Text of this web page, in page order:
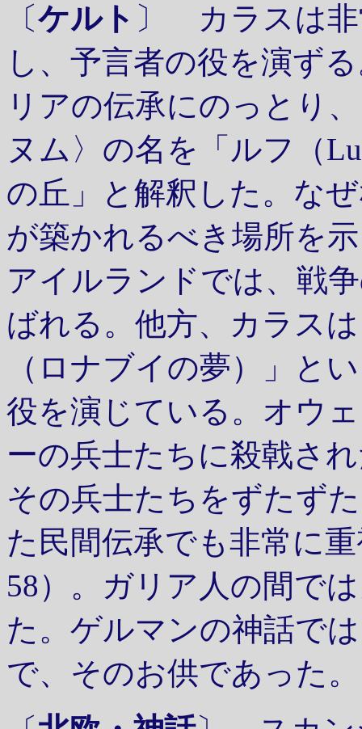
〔ケルト 〕 カラスは非
し、予言者の役を演ず
リアの伝承にのっとり
ヌム〉の名を「ルフ（
の丘」と解釈した。な
が築かれるべき場所を
アイルランドでは、戦
ばれる。他方、カラス
（ロナブイの夢）」と
役を演じている。オウ
ーの兵士たちに殺戟さ
その兵士たちをずたず
た民間伝承でも非常に
58）。ガリア人の間で
た。ゲルマンの神話で
で、そのお供であった。